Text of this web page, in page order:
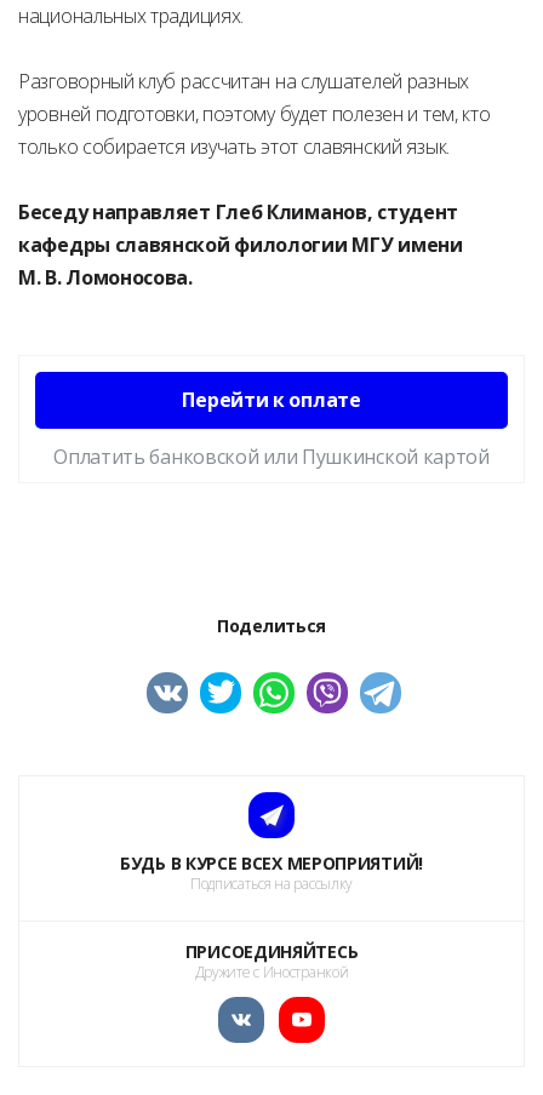
национальных традициях.
Разговорный клуб рассчитан на слушателей разных
уровней подготовки, поэтому будет полезен и тем, кто
только собирается изучать этот славянский язык.
Беседу направляет Глеб Климанов, студент
кафедры славянской филологии МГУ имени
М. В. Ломоносова.
Перейти к оплате
Оплатить банковской или Пушкинской картой
Поделиться
БУДЬ В КУРСЕ ВСЕХ МЕРОПРИЯТИЙ!
Подписаться на рассылку
ПРИСОЕДИНЯЙТЕСЬ
Дружите с Иностранкой